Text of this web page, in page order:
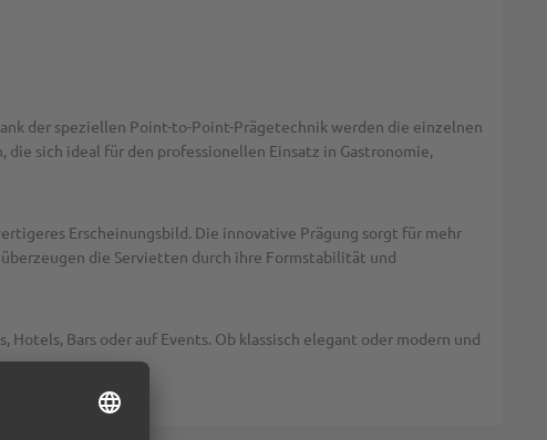
der speziellen Point-to-Point-Prägetechnik werden die einzelnen
sich ideal für den professionellen Einsatz in Gastronomie,
Erscheinungsbild. Die innovative Prägung sorgt für mehr
die Servietten durch ihre Formstabilität und
Bars oder auf Events. Ob klassisch elegant oder modern und